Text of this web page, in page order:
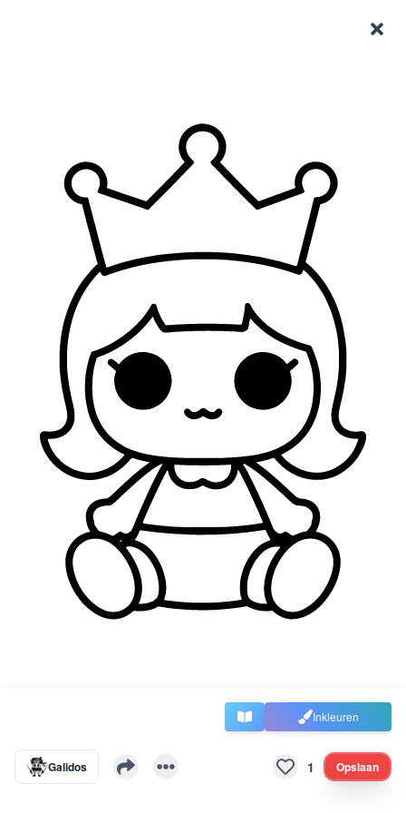
Inkleuren
Galidos 1 Opslaan